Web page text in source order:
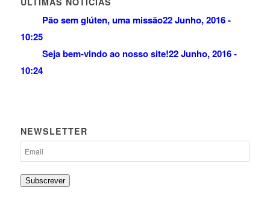
Pão sem glúten, uma missão22 Junho, 2016 -
10:25
Seja bem-vindo ao nosso site!22 Junho, 2016 -
10:24
NEWSLETTER
Subscrever